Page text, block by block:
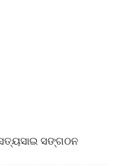
ସଙ୍ଗଠନ